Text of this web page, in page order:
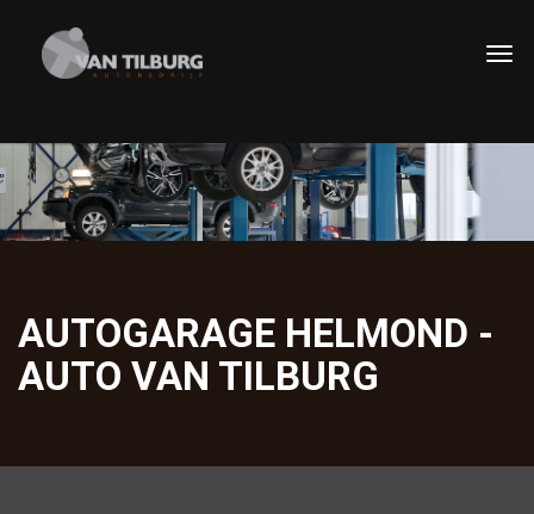
AUTOGARAGE HELMOND -
AUTO VAN TILBURG